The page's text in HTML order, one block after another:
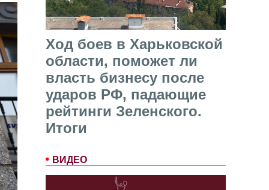
Ход боев в Харьковской
области, поможет ли
власть бизнесу после
ударов РФ, падающие
рейтинги Зеленского.
Итоги
ВИДЕО